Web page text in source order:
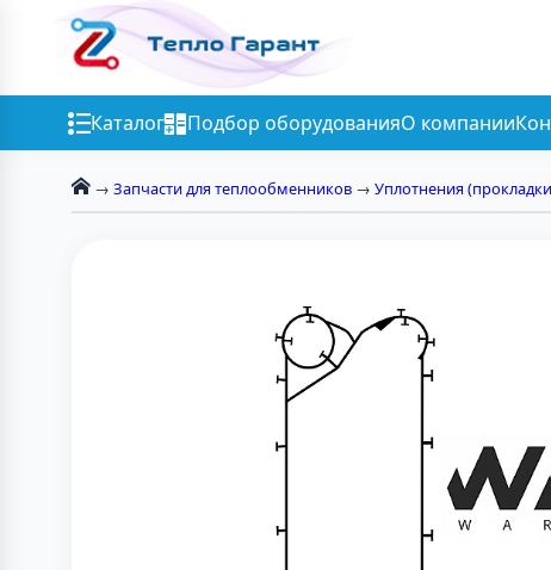
Каталог Подбор оборудованияО компании
→ Запчасти для теплообменников → Уплотнения